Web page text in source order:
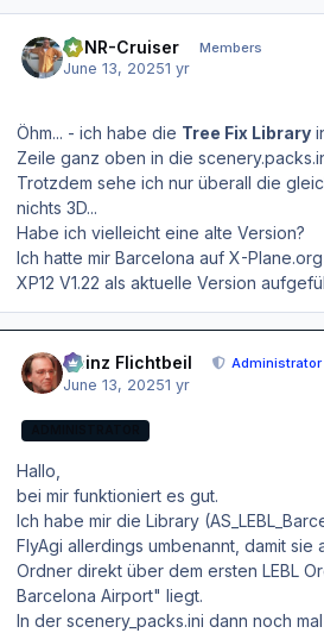
EDNR-Cruiser Members
June 13, 20251 yr
Öhm... - ich habe die Tree Fix Library
Zeile ganz oben in die
Trotzdem sehe ich nur überall die
nichts 3D...
Habe ich vielleicht eine alte Version?
Ich hatte mir Barcelona auf X-
XP12 V1.22 als aktuelle Version
Heinz Flichtbeil Administrator
June 13, 20251 yr
Hallo,
bei mir funktioniert es gut.
Ich habe mir die Library
FlyAgi allerdings umbenannt, damit sie
Ordner direkt über dem ersten LEBL
Barcelona Airport" liegt.
In der scenery_packs.ini dann noch